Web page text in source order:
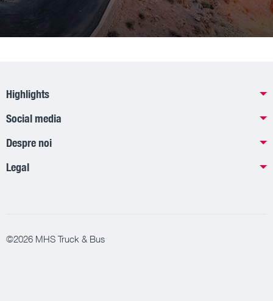
Highlights
Social media
Despre noi
Legal
©2026 MHS Truck & Bus